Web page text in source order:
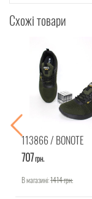
Схожі товари
113866 BONOTE
707грн.
В магазині:1414грн.